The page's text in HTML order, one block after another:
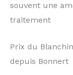
souvent une
traitement
Prix du
depuis Bonnert